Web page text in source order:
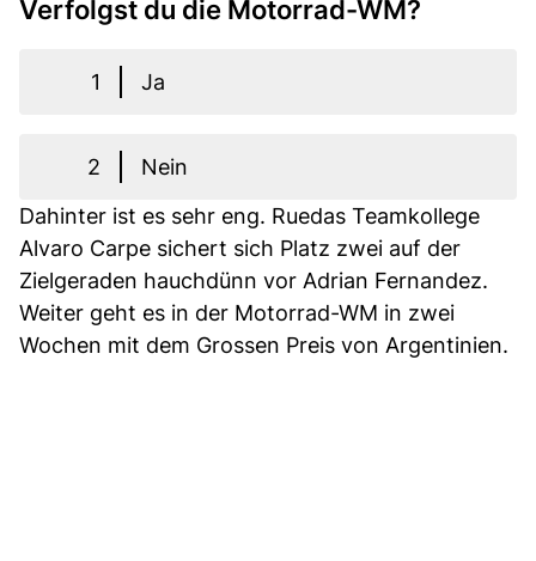
Verfolgst du die Motorrad-WM?
1 Ja
2
Nein
Dahinter ist es sehr eng. Ruedas Teamkollege
Alvaro Carpe sichert sich Platz zwei auf der
Zielgeraden hauchdünn vor Adrian Fernandez.
Weiter geht es in der Motorrad-WM in zwei
Wochen mit dem Grossen Preis von Argentinien.